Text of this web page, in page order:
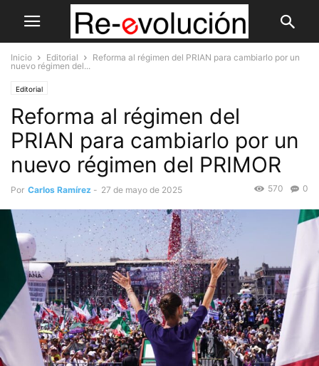
Inicio Editorial
Reforma al régimen del PRIAN para cambiarlo por un
nuevo régimen del...
Editorial
Reforma al régimen del
PRIAN para cambiarlo por un
nuevo régimen del PRIMOR
Por Carlos Ramírez - 27 de mayo de 2025 0
570